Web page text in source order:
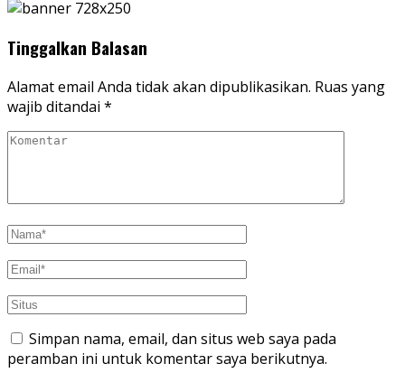
Tinggalkan Balasan
Alamat email Anda tidak akan dipublikasikan. Ruas yang
wajib ditandai *
Simpan nama, email, dan situs web saya pada
peramban ini untuk komentar saya berikutnya.